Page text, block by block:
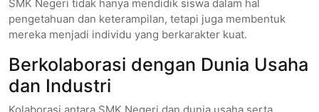
SMK Negeri tidak hanya mendidik siswa dalam hal
pengetahuan dan keterampilan, tetapi juga membentuk
mereka menjadi individu yang berkarakter kuat.
Berkolaborasi dengan Dunia Usaha
dan Industri